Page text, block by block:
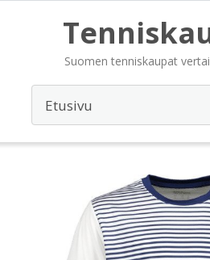
Suomen tenniskaupat